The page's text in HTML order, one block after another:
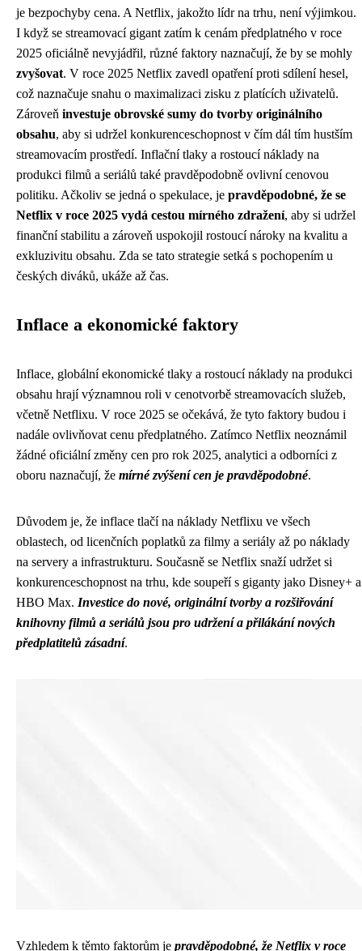
je bezpochyby cena. A Netflix, jakožto lídr na trhu, není výjimkou.
I když se streamovací gigant zatím k cenám předplatného v roce
2025 oficiálně nevyjádřil, různé faktory naznačují, že by se mohly
zvyšovat. V roce 2025 Netflix zavedl opatření proti sdílení hesel,
což naznačuje snahu o maximalizaci zisku z platících uživatelů.
Zároveň investuje obrovské sumy do tvorby originálního
obsahu, aby si udržel konkurenceschopnost v čím dál tím hustším
streamovacím prostředí. Inflační tlaky a rostoucí náklady na
produkci filmů a seriálů také pravděpodobně ovlivní cenovou
politiku. Ačkoliv se jedná o spekulace, je pravděpodobné, že se
Netflix v roce 2025 vydá cestou mírného zdražení, aby si udržel
finanční stabilitu a zároveň uspokojil rostoucí nároky na kvalitu a
exkluzivitu obsahu. Zda se tato strategie setká s pochopením u
českých diváků, ukáže až čas.
Inflace a ekonomické faktory
Inflace, globální ekonomické tlaky a rostoucí náklady na produkci
obsahu hrají významnou roli v cenotvorbě streamovacích služeb,
včetně Netflixu. V roce 2025 se očekává, že tyto faktory budou i
nadále ovlivňovat cenu předplatného. Zatímco Netflix neoznámil
žádné oficiální změny cen pro rok 2025, analytici a odborníci z
oboru naznačují, že mírné zvýšení cen je pravděpodobné.
Důvodem je, že inflace tlačí na náklady Netflixu ve všech
oblastech, od licenčních poplatků za filmy a seriály až po náklady
na servery a infrastrukturu. Současně se Netflix snaží udržet si
konkurenceschopnost na trhu, kde soupeří s giganty jako Disney+ a
HBO Max. Investice do nové, originální tvorby a rozšiřování
knihovny filmů a seriálů jsou pro udržení a přilákání nových
předplatitelů zásadní.
Vzhledem k těmto faktorům je pravděpodobné, že Netflix v roce